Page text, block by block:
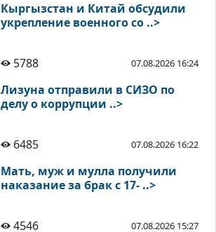
Кыргызстан и Китай обсудили
укрепление военного со ..>
5788 07.08.2026 16:24
Лизуна отправили в СИЗО по
делу о коррупции ..>
6485 07.08.2026 16:22
Мать, муж и мулла получили
наказание за брак с 17- ..>
4546 07.08.2026 15:27